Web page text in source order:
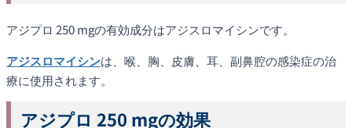
アジプロ 250 mgの有効成分はアジスロマイシンです。
アジスロマイシンは、喉、胸、皮膚、耳、副鼻腔の感染症の治
療に使用されます。
アジプロ 250 mgの効果